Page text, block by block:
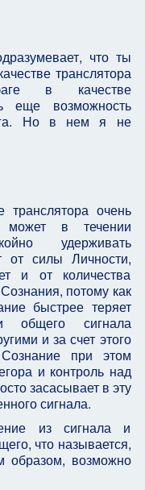
что ты
транслятора
в качестве
еще возможность
Но в нем я не
транслятора очень
может в течении
удерживать
от силы Личности,
и от количества
потому как
быстрее теряет
общего сигнала
и за счет этого
при этом
и контроль над
засасывает в эту
сигнала.
из сигнала и
что называется,
образом, возможно